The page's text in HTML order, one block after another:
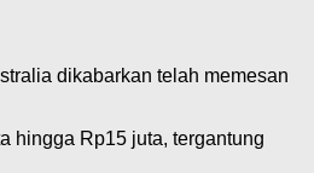
dikabarkan telah memesan
hingga Rp15 juta, tergantung